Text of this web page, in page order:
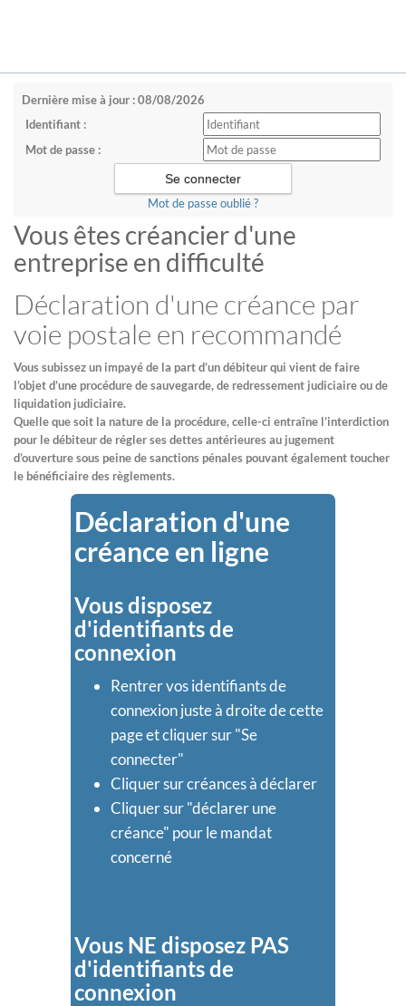
Dernière mise à jour : 08/08/2026
Identifiant :
Mot de passe :
Mot de passe oublié ?
Vous êtes créancier d'une
entreprise en difficulté
Déclaration d'une créance par
voie postale en recommandé
Vous subissez un impayé de la part d’un débiteur qui vient de faire
l’objet d’une procédure de sauvegarde, de redressement judiciaire ou de
liquidation judiciaire.
Quelle que soit la nature de la procédure, celle-ci entraîne l’interdiction
pour le débiteur de régler ses dettes antérieures au jugement
d’ouverture sous peine de sanctions pénales pouvant également toucher
le bénéficiaire des règlements.
Déclaration d'une
créance en ligne
Vous disposez
d'identifiants de
connexion
Rentrer vos identifiants de
connexion juste à droite de cette
page et cliquer sur "Se
connecter"
Cliquer sur créances à déclarer
Cliquer sur "déclarer une
créance" pour le mandat
concerné
Vous NE disposez PAS
d'identifiants de
connexion